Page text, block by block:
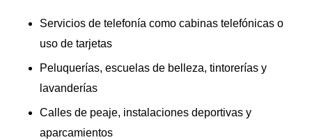
Servicios de telefonía como cabinas telefónicas o
uso de tarjetas
Peluquerías, escuelas de belleza, tintorerías y
lavanderías
Calles de peaje, instalaciones deportivas y
aparcamientos